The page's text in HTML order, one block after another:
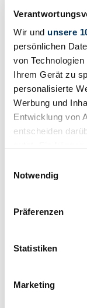
Wir und unsere
persönlichen
von
Ihrem Gerät zu
personalisierte
Werbung und
Entwicklung von
entscheiden
Trigger Symbol
können
bestimmten
Erfahren Sie
Notwendig
Präferenzen
Statistiken
Marketing
Chrysler 300
Chrysler B-70
Chrysler
Chrysler Le
Chrysler New
Chrysler Royal
Chrysler
Chrysler Serie
Chrysler Special
Chrysler
Chrysler
Marktwerte